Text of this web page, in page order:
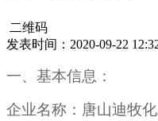
二维码
发表时间：2020-09-22
一、基本信息：
企业名称：唐山迪牧